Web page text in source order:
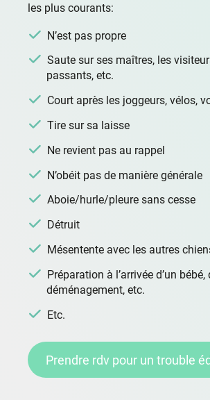
les plus courants:
N’est pas propre
Saute sur ses maîtres, les
passants, etc.
Court après les joggeurs, vélos,
Tire sur sa laisse
Ne revient pas au rappel
N’obéit pas de manière générale
Aboie/hurle/pleure sans cesse
Détruit
Mésentente avec les autres
Préparation à l’arrivée d’un bébé,
déménagement, etc.
Etc.
Prendre rdv pour un trouble